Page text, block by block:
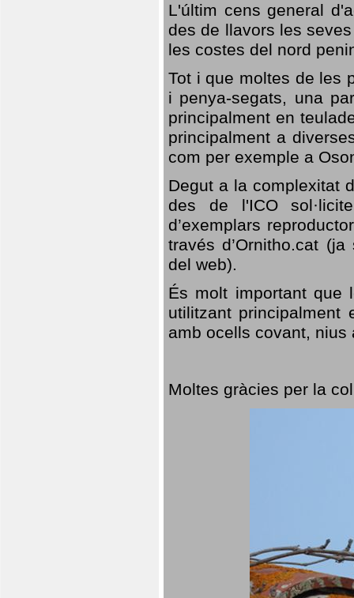
L'últim cens general
des de llavors les
les costes del nord
Tot i que moltes de les
i penya-segats, una
principalment en
principalment a
com per exemple a
Degut a la complexitat
des de l'ICO
d’exemplars
través d’Ornitho.cat
del web).
És molt important que
utilitzant
amb ocells covant,
Moltes gràcies per la